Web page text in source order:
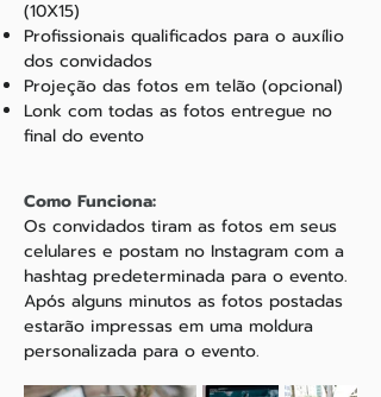
(10X15)
Profissionais qualificados para o auxílio
dos convidados
Projeção das fotos em telão (opcional)
Lonk com todas as fotos entregue no
final do evento
Como Funciona:
Os convidados tiram as fotos em seus
celulares e postam no Instagram com a
hashtag predeterminada para o evento.
Após alguns minutos as fotos postadas
estarão impressas em uma moldura
personalizada para o evento.